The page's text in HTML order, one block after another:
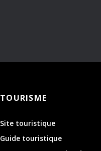
TOURISME
Site touristique
Guide touristique